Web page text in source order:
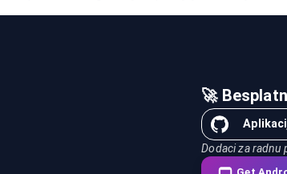
🚀
Dodaci za radnu
Get